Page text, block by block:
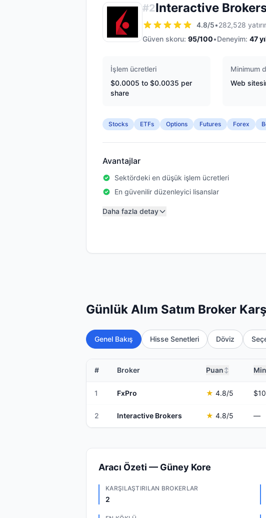
#2Interactive
4.8/5•282,528
Güven skoru: 95/100•Deneyim: 47
İşlem ücretleri
$0.0005 to $0.0035 per
share
Minimum
Web
Stocks ETFs Options Futures Forex
Avantajlar
Sektördeki en düşük işlem ücretleri
En güvenilir düzenleyici lisanslar
Daha fazla detay
Günlük Alım Satım Broker
Genel Bakış Hisse Senetleri Döviz
# Broker Puan ↕
1 FxPro ★ 4.8/5
2 Interactive Brokers ★ 4.8/5 —
Aracı Özeti — Güney Kore
KARŞILAŞTIRILAN BROKERLAR
2